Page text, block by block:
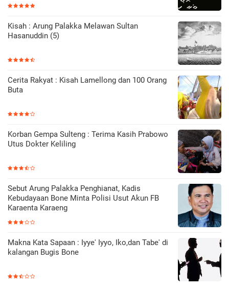
Kisah : Arung Palakka Melawan Sultan
Hasanuddin (5)
Cerita Rakyat : Kisah Lamellong dan 100 Orang
Buta
Korban Gempa Sulteng : Terima Kasih Prabowo
Utus Dokter Keliling
Sebut Arung Palakka Penghianat, Kadis
Kebudayaan Bone Minta Polisi Usut Akun FB
Karaenta Karaeng
Makna Kata Sapaan : Iyye' Iyyo, Iko,dan Tabe' di
kalangan Bugis Bone